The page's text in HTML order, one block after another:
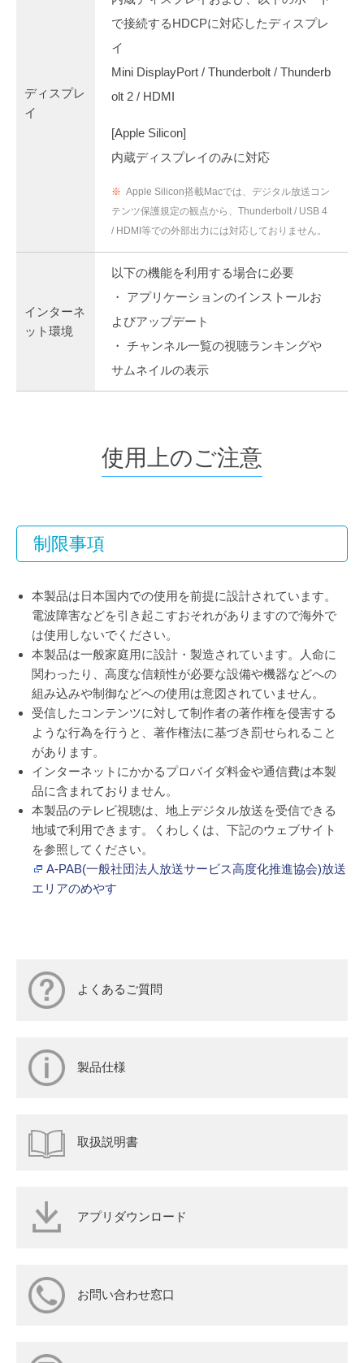
ディスプレ
イ
で接続するHDCPに対応したディスプレ
イ
Mini DisplayPort / Thunderbolt / Thunderb
olt 2 / HDMI
[Apple Silicon]
内蔵ディスプレイのみに対応
※ Apple Silicon搭載Macでは、デジタル放送コン
テンツ保護規定の観点から、Thunderbolt / USB 4
/ HDMI等での外部出力には対応しておりません。
インターネ
ット環境
以下の機能を利用する場合に必要
・ アプリケーションのインストールお
よびアップデート
・ チャンネル一覧の視聴ランキングや
サムネイルの表示
使用上のご注意
制限事項
本製品は日本国内での使用を前提に設計されています。
電波障害などを引き起こすおそれがありますので海外で
は使用しないでください。
本製品は一般家庭用に設計・製造されています。人命に
関わったり、高度な信頼性が必要な設備や機器などへの
組み込みや制御などへの使用は意図されていません。
受信したコンテンツに対して制作者の著作権を侵害する
ような行為を行うと、著作権法に基づき罰せられること
があります。
インターネットにかかるプロバイダ料金や通信費は本製
品に含まれておりません。
本製品のテレビ視聴は、地上デジタル放送を受信できる
地域で利用できます。くわしくは、下記のウェブサイト
を参照してください。
A-PAB(一般社団法人放送サービス高度化推進協会)放送
エリアのめやす
よくあるご質問
製品仕様
取扱説明書
アプリダウンロード
お問い合わせ窓口